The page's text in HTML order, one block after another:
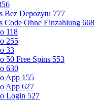
Bez Depozytu 777
Code Ohne Einzahlung 668
118
255
33
50 Free Spins 553
630
App 155
App 627
Login 527